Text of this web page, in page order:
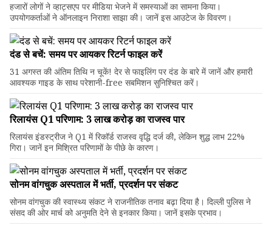
हजारों लोगों ने व्हाट्सएप पर मीडिया भेजने में समस्याओं का सामना किया।
उपयोगकर्ताओं ने ऑनलाइन निराशा साझा की। जानें इस आउटेज के विवरण।
दंड से बचें: समय पर आयकर रिटर्न फाइल करें
31 अगस्त की अंतिम तिथि न चूकें! देर से फाइलिंग पर दंड के बारे में जानें और हमारी
आवश्यक गाइड के साथ परेशानी-free सबमिशन सुनिश्चित करें।
रिलायंस Q1 परिणाम: ₹3 लाख करोड़ का राजस्व पार
रिलायंस इंडस्ट्रीज ने Q1 में रिकॉर्ड राजस्व वृद्धि दर्ज की, लेकिन शुद्ध लाभ 22%
गिरा। जानें इन मिश्रित परिणामों के पीछे के कारण।
सोनम वांगचुक अस्पताल में भर्ती, प्रदर्शन पर संकट
सोनम वांगचुक की स्वास्थ्य संकट ने राजनीतिक तनाव बढ़ा दिया है। दिल्ली पुलिस ने
संसद की ओर मार्च को अनुमति देने से इनकार किया। जानें इसके प्रभाव।